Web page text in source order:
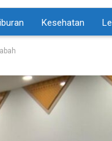
Kesehatan